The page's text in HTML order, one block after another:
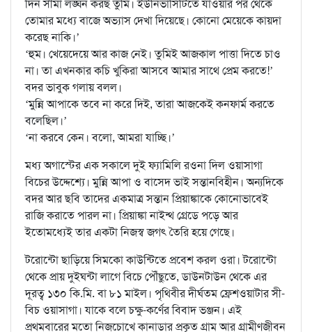
দিন সীমা লঙ্ঘন করছ তুমি। ইউনিভার্সিটিতে যাওয়ার পর থেকে
তোমার মধ্যে বাজে অভ্যাস দেখা দিয়েছে। কোনো মেয়েকে কায়দা
করেছ নাকি।’
‘হুম। খেয়েদেয়ে আর কাজ নেই। তুমিই আজকাল পাত্তা দিতে চাও
না। তা এখনকার কচি খুকিরা আসবে আমার সাথে প্রেম করতে!’
বদর ভাবুক গলায় বলল।
‘মুন্নি আপাকে তবে না করে দিই, তারা আজকেই কনফার্ম করতে
বলেছিল।’
‘না করবে কেন। বলো, আমরা যাচ্ছি।’
মধ্য অগাস্টের এক সকালে দুই ফ্যামিলি রওনা দিল ওয়াসাগা
বিচের উদ্দেশ্যে। মুন্নি আপা ও বাসেদ ভাই সন্তানবিহীন। অন্যদিকে
বদর আর ছবি তাদের একমাত্র সন্তান প্রিয়াঙ্কাকে কোনোভাবেই
রাজি করাতে পারল না। প্রিয়াঙ্কা নাইন্থ গ্রেডে পড়ে আর
ইতোমধ্যেই তার একটা নিজস্ব জগৎ তৈরি হয়ে গেছে।
টরোন্টো ছাড়িয়ে সিমকো কাউন্টিতে প্রবেশ করল ওরা। টরোন্টো
থেকে প্রায় দুইঘন্টা লাগে বিচে পৌঁছুতে, ডাউনটাউন থেকে এর
দূরত্ব ১৩০ কি.মি. বা ৮১ মাইল। পৃথিবীর দীর্ঘতম ফ্রেশওয়াটার সী-
বিচ ওয়াসাগা। যাকে বলে চক্ষু-কর্ণের বিবাদ ভঞ্জন। এই
প্রথমবারের মতো নিজচোখে কানাডার প্রকৃত গ্রাম আর গ্রামীণজীবন